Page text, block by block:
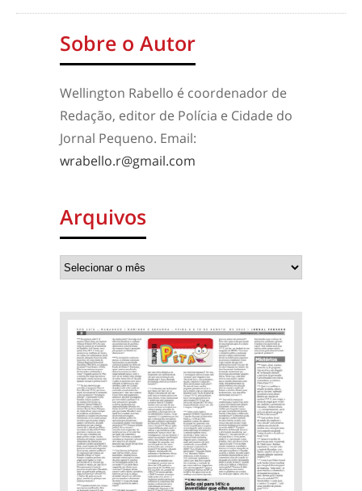
Sobre o Autor
Wellington Rabello é coordenador de
Redação, editor de Polícia e Cidade do
Jornal Pequeno. Email:
wrabello.r@gmail.com
Arquivos